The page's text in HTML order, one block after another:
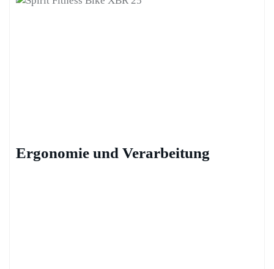
Ergonomie und Verarbeitung